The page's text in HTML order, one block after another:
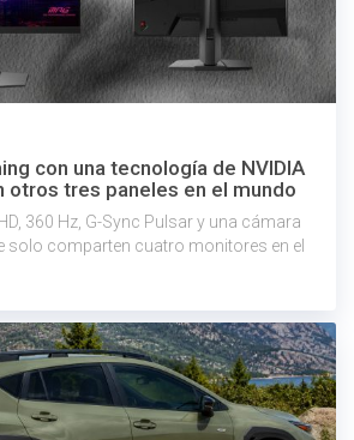
con una tecnología de NVIDIA
otros tres paneles en el mundo
360 Hz, G-Sync Pulsar y una cámara
solo comparten cuatro monitores en el